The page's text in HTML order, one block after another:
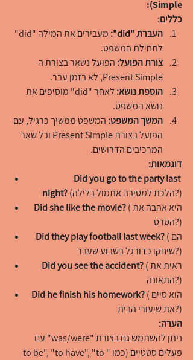
Simple):
כללים:
העברת "did":
מעבירים את המילה "did"
לתחילת המשפט.
צורת הפועל: הפועל נשאר בצורת ה-
Present Simple, לא בזמן עבר.
הוספת נושא:
לאחר "did" מוסיפים את
נושא המשפט.
המשך המשפט: המשפט ממשיך כרגיל, עם
הפועל בצורת Present Simple וכל שאר
המרכיבים הדרושים.
דוגמאות:
Did you go to the party last
night?
(הלכת למסיבה אתמול בלילה?)
Did she like the movie? (היא אהבה את
הסרט?)
Did they play football last week? (הם
שיחקו כדורגל בשבוע שעבר?)
Did you see the accident? (ראית את
התאונה?)
Did he finish his homework? (הוא סיים
את שיעורי הבית?)
הערה:
ניתן להשתמש גם בצורת "was/were" עם
פעלים סטטיים (כמו "to be", "to have", "to